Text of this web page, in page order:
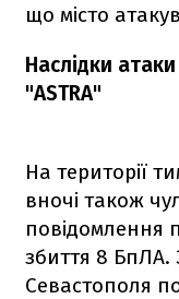
що місто
Наслідки
"ASTRA"
На території
вночі також
повідомлення
збиття 8 БпЛА.
Севастополя